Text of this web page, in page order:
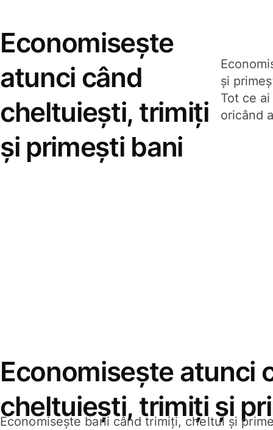
Economisește
atunci când
cheltuiești, trimiți
și primești bani
și
Tot ce
oricând
Economisește atunci
cheltuiești, trimiți și
Economisește bani când trimiți, cheltui și